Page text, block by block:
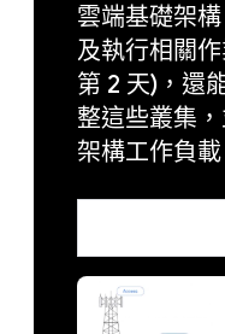
雲端基礎架
及執行相關
第 2 天)，還
整這些叢集
架構工作負載